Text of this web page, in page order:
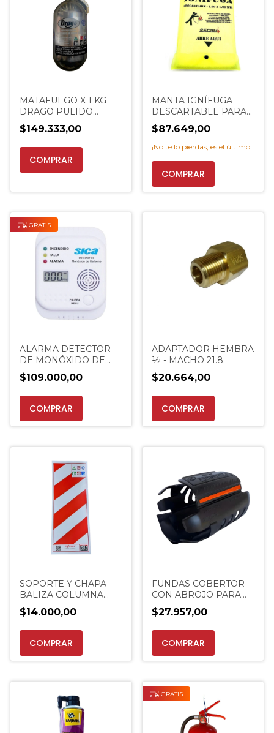
MATAFUEGO X 1 KG
DRAGO PULIDO
ALUMINIO PROMO
EXTINCENTER
$149.333,00
COMPRAR
MANTA IGNÍFUGA
DESCARTABLE PARA
INCENDIOS SEPAC.
EXTINCENTER
$87.649,00
¡No te lo pierdas, es el último!
GRATIS
ALARMA DETECTOR
DE MONÓXIDO DE
CARBONO SICA
EXTINCENTER
$109.000,00
ADAPTADOR HEMBRA
½ - MACHO 21.8.
$20.664,00
SOPORTE Y CHAPA
BALIZA COLUMNA
PARA MATAFUEGO
EXTINCENTER
$14.000,00
COMPRAR
FUNDAS COBERTOR
CON ABROJO PARA
MATAFUEGOS DE
AUTO BALON
$27.957,00
COMPRAR
GRATIS